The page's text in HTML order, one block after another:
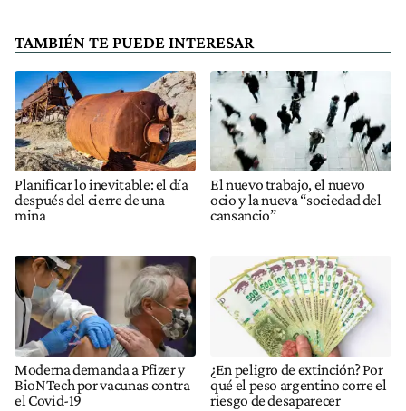
TAMBIÉN TE PUEDE INTERESAR
Planificar lo inevitable: el día
después del cierre de una
mina
El nuevo trabajo, el nuevo
ocio y la nueva “sociedad del
cansancio”
Moderna demanda a Pfizer y
BioNTech por vacunas contra
el Covid-19
¿En peligro de extinción? Por
qué el peso argentino corre el
riesgo de desaparecer